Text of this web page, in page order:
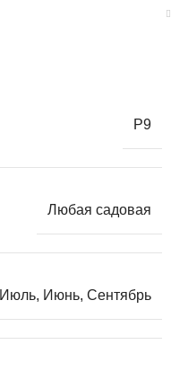
Р9
Любая садовая
Июль, Июнь, Сентябрь